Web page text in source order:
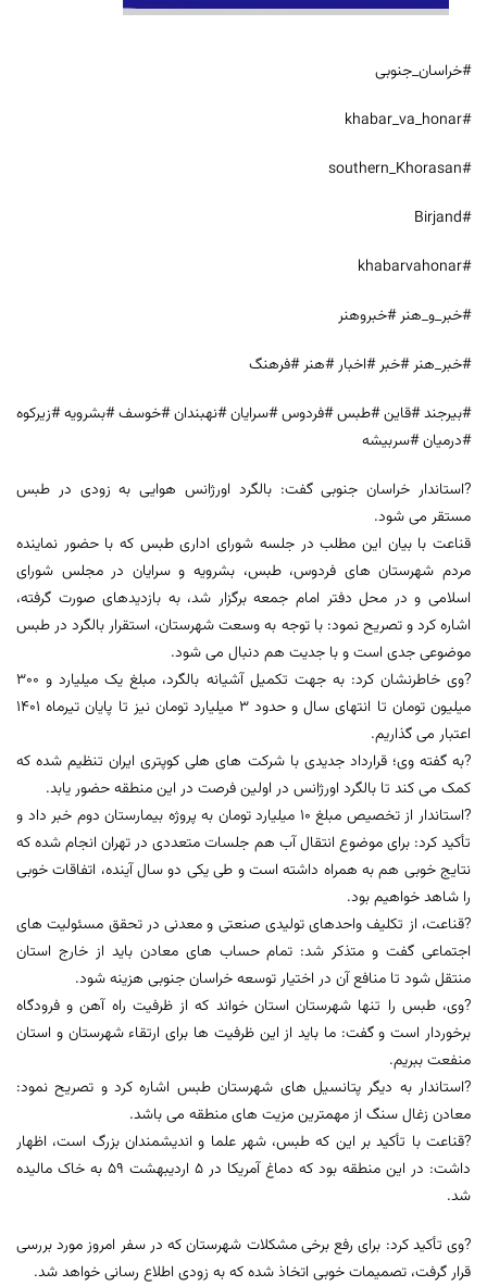
#خراسان_جنوبی
#khabar_va_honar
#southern_Khorasan
#Birjand
#khabarvahonar
#خبر_و_هنر #خبروهنر
#خبر_هنر #خبر #اخبار #هنر #فرهنگ
#بیرجند #قاین #طبس #فردوس #سرایان #نهبندان #خوسف #بشرویه #زیرکوه
#درمیان #سربیشه
?استاندار خراسان جنوبی گفت: بالگرد اورژانس هوایی به زودی در طبس
مستقر می شود.
قناعت با بیان این مطلب در جلسه شورای اداری طبس که با حضور نماینده
مردم شهرستان های فردوس، طبس، بشرویه و سرایان در مجلس شورای
اسلامی و در محل دفتر امام جمعه برگزار شد، به بازدیدهای صورت گرفته،
اشاره کرد و تصريح نمود: با توجه به وسعت شهرستان، استقرار بالگرد در طبس
موضوعی جدی است و با جدیت هم دنبال می شود.
?وی خاطرنشان کرد: به جهت تکمیل آشیانه بالگرد، مبلغ یک میلیارد و ۳۰۰
میلیون تومان تا انتهای سال و حدود ۳ میلیارد تومان نیز تا پایان تیرماه ۱۴۰۱
اعتبار می گذاریم.
?به گفته وی؛ قرارداد جدیدی با شرکت های هلی کوپتری ایران تنظیم شده که
کمک می کند تا بالگرد اورژانس در اولین فرصت در این منطقه حضور یابد.
?استاندار از تخصیص مبلغ ۱۰ میلیارد تومان به پروژه بیمارستان دوم خبر داد و
تأکید کرد: برای موضوع انتقال آب هم جلسات متعددی در تهران انجام شده که
نتایج خوبی هم به همراه داشته است و طی یکی دو سال آینده، اتفاقات خوبی
را شاهد خواهیم بود.
?قناعت، از تکلیف واحدهای تولیدی صنعتی و معدنی در تحقق مسئولیت های
اجتماعی گفت و متذكر شد: تمام حساب های معادن باید از خارج استان
منتقل شود تا منافع آن در اختیار توسعه خراسان جنوبی هزینه شود.
?وی، طبس را تنها شهرستان استان خواند که از ظرفیت راه آهن و فرودگاه
برخوردار است و گفت: ما باید از این ظرفیت ها برای ارتقاء شهرستان و استان
منفعت ببریم.
?استاندار به دیگر پتانسیل های شهرستان طبس اشاره کرد و تصریح نمود:
معادن زغال سنگ از مهمترین مزیت های منطقه می باشد.
?قناعت با تأکید بر این که طبس، شهر علما و اندیشمندان بزرگ است، اظهار
داشت: در این منطقه بود که دماغ آمریکا در ۵ اردیبهشت ۵۹ به خاک مالیده
شد.
?وی تأکید کرد: برای رفع برخی مشکلات شهرستان که در سفر امروز مورد بررسی
قرار گرفت، تصميمات خوبی اتخاذ شده که به زودی اطلاع رسانی خواهد شد.